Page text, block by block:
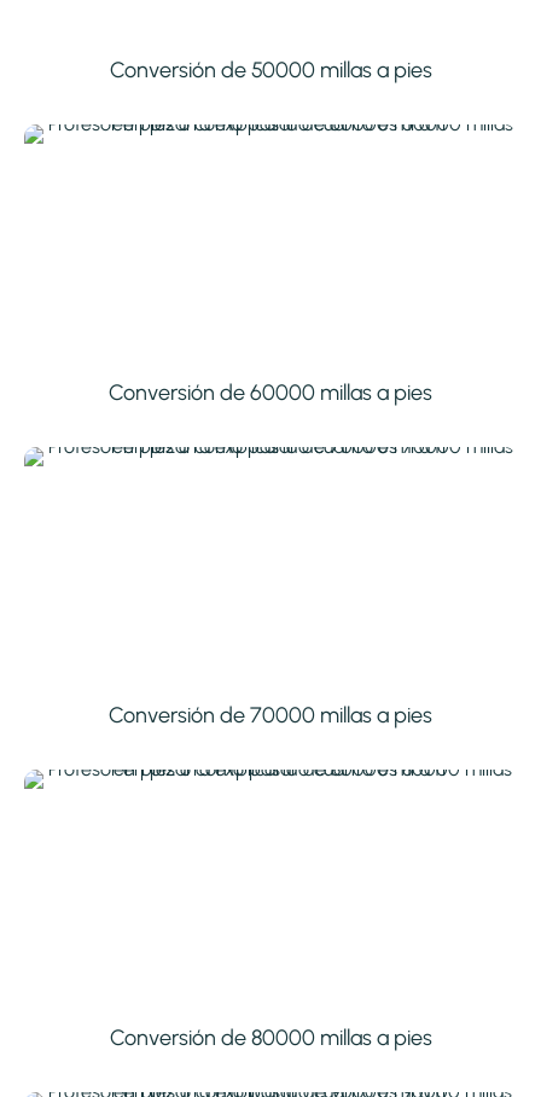
Conversión de 50000 millas a pies
Conversión de 60000 millas a pies
Conversión de 70000 millas a pies
Conversión de 80000 millas a pies